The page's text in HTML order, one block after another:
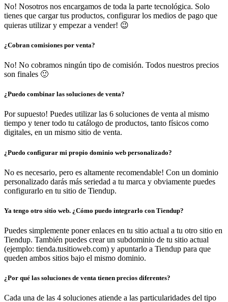
No! Nosotros nos encargamos de toda la parte tecnológica. Solo
tienes que cargar tus productos, configurar los medios de pago que
quieras utilizar y empezar a vender! 😉
¿Cobran comisiones por venta?
No! No cobramos ningún tipo de comisión. Todos nuestros precios
son finales 🙂
¿Puedo combinar las soluciones de venta?
Por supuesto! Puedes utilizar las 6 soluciones de venta al mismo
tiempo y tener todo tu catálogo de productos, tanto físicos como
digitales, en un mismo sitio de venta.
¿Puedo configurar mi propio dominio web personalizado?
No es necesario, pero es altamente recomendable! Con un dominio
personalizado darás más seriedad a tu marca y obviamente puedes
configurarlo en tu sitio de Tiendup.
Ya tengo otro sitio web. ¿Cómo puedo integrarlo con Tiendup?
Puedes simplemente poner enlaces en tu sitio actual a tu otro sitio en
Tiendup. También puedes crear un subdominio de tu sitio actual
(ejemplo: tienda.tusitioweb.com) y apuntarlo a Tiendup para que
queden ambos sitios bajo el mismo dominio.
¿Por qué las soluciones de venta tienen precios diferentes?
Cada una de las 4 soluciones atiende a las particularidades del tipo